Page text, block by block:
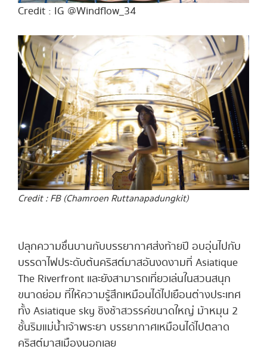
Credit : IG @Windflow_34
Credit : FB (Chamroen Ruttanapadungkit)
ปลุกความชื่นบานกับบรรยากาศส่งท้ายปี อบอุ่นไปกับ
บรรดาไฟประดับต้นคริสต์มาสอันงดงามที่ Asiatique
The Riverfront และยังสามารถเที่ยวเล่นในสวนสนุก
ขนาดย่อม ที่ให้ความรู้สึกเหมือนได้ไปเยือนต่างประเทศ
ทั้ง Asiatique sky ชิงช้าสวรรค์ขนาดใหญ่ ม้าหมุน 2
ชั้นริมแม่น้ำเจ้าพระยา บรรยากาศเหมือนได้ไปตลาด
คริสต์มาสเมืองนอกเลย